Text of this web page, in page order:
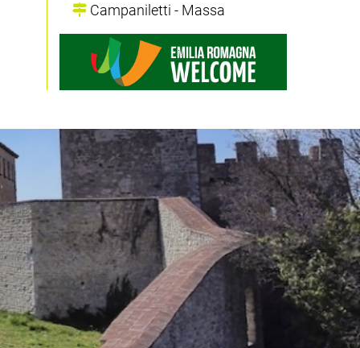
Campaniletti - Massa